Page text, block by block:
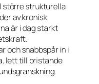
större strukturella
av kronisk
är i dag starkt
och snabbspår in i
lett till bristande